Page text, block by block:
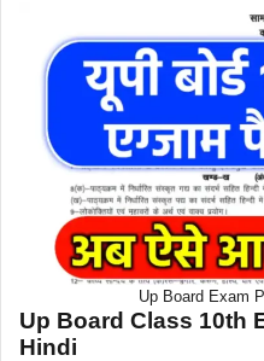
Up Board Exam
Up Board Class 10th
Hindi